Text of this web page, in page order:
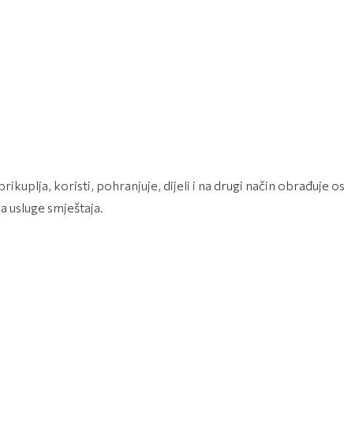
koristi, pohranjuje, dijeli i na drugi način obrađuje
usluge smještaja.